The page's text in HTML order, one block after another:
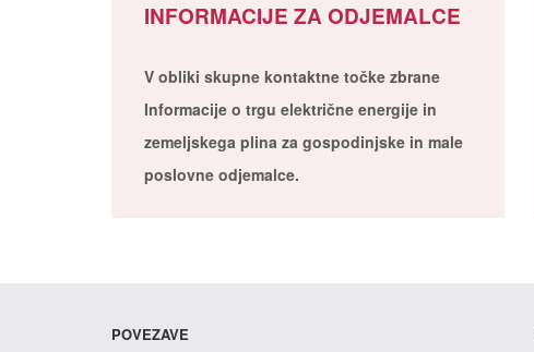
INFORMACIJE ZA ODJEMALCE
V obliki skupne kontaktne točke zbrane
Informacije o trgu električne energije in
zemeljskega plina za gospodinjske in male
poslovne odjemalce.
POVEZAVE